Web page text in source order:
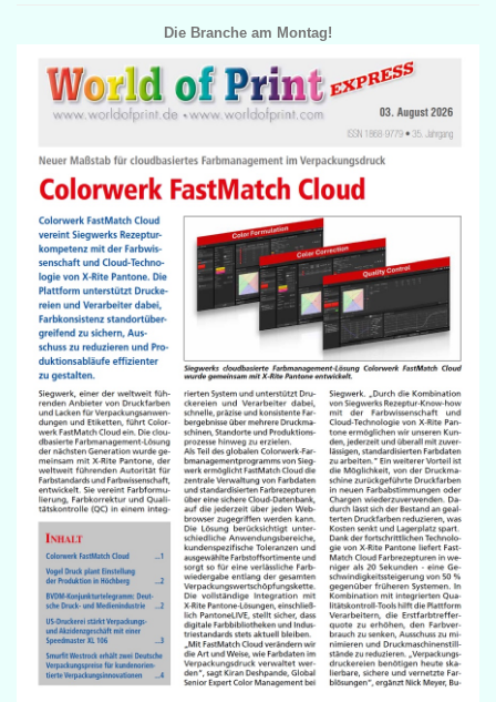
Die Branche am Montag!